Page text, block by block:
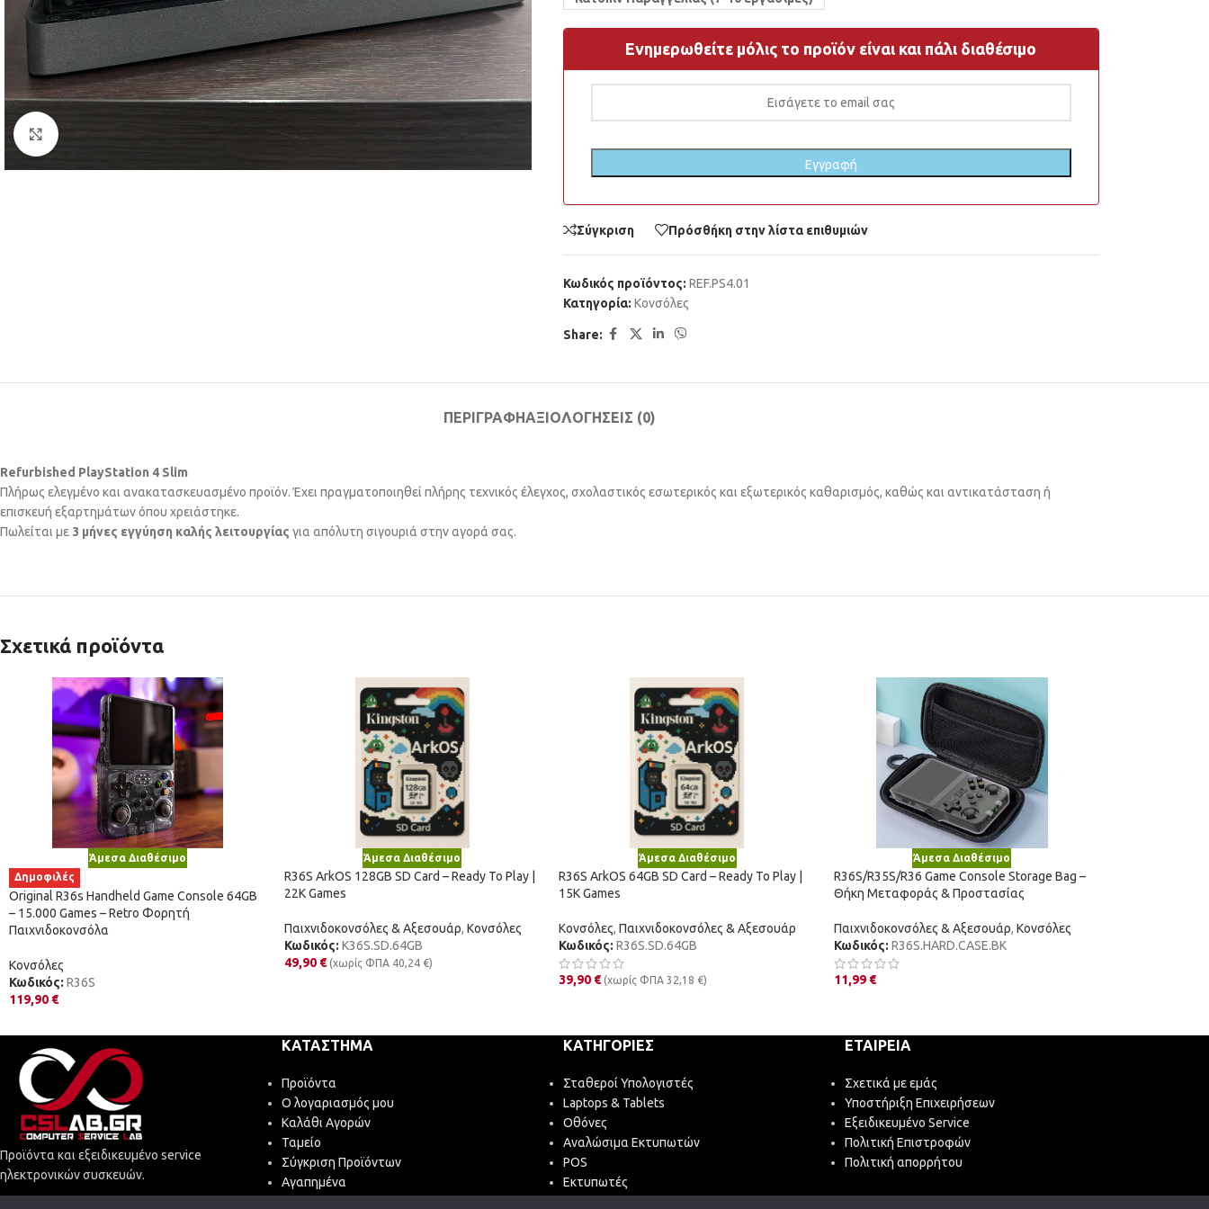
Ενημερωθείτε μόλις το προϊόν είναι και πάλι διαθέσιμο
Σύγκριση Πρόσθήκη στην λίστα επιθυμιών
Κωδικός προϊόντος: REF.PS4.01
Κατηγορία: Κονσόλες
Share:
ΠΕΡΙΓΡΑΦΉΑΞΙΟΛΟΓΉΣΕΙΣ (0)
Refurbished PlayStation 4 Slim
Πλήρως ελεγμένο και ανακατασκευασμένο προϊόν. Έχει πραγματοποιηθεί πλήρης τεχνικός έλεγχος, σχολαστικός εσωτερικός και εξωτερικός καθαρισμός, καθώς και αντικατάσταση ή
επισκευή εξαρτημάτων όπου χρειάστηκε.
Πωλείται με 3 μήνες εγγύηση καλής λειτουργίας για απόλυτη σιγουριά στην αγορά σας.
Σχετικά προϊόντα
Άμεσα Διαθέσιμο
Δημοφιλές
Original R36s Handheld Game Console 64GB
– 15.000 Games – Retro Φορητή
Παιχνιδοκονσόλα
Κονσόλες
Κωδικός: R36S
119,90 €
Άμεσα Διαθέσιμο
R36S ArkOS 128GB SD Card – Ready To Play |
22K Games
Παιχνιδοκονσόλες & Αξεσουάρ, Κονσόλες
Κωδικός: K36S.SD.64GB
49,90 € (χωρίς ΦΠΑ 40,24 €)
Άμεσα Διαθέσιμο
R36S ArkOS 64GB SD Card – Ready To Play |
15K Games
Κονσόλες, Παιχνιδοκονσόλες & Αξεσουάρ
Κωδικός: R36S.SD.64GB
39,90 € (χωρίς ΦΠΑ 32,18 €)
Άμεσα Διαθέσιμο
R36S/R35S/R36 Game Console Storage Bag –
Θήκη Μεταφοράς & Προστασίας
Παιχνιδοκονσόλες & Αξεσουάρ, Κονσόλες
Κωδικός: R36S.HARD.CASE.BK
11,99 €
Προϊόντα και εξειδικευμένο service
ηλεκτρονικών συσκευών.
ΚΑΤΆΣΤΗΜΑ
Προϊόντα
Ο λογαριασμός μου
Καλάθι Αγορών
Ταμείο
Σύγκριση Προϊόντων
Αγαπημένα
ΚΑΤΗΓΟΡΊΕΣ
Σταθεροί Υπολογιστές
Laptops & Tablets
Οθόνες
Αναλώσιμα Εκτυπωτών
POS
Εκτυπωτές
ΕΤΑΙΡΕΊΑ
Σχετικά με εμάς
Υποστήριξη Επιχειρήσεων
Εξειδικευμένο Service
Πολιτική Επιστροφών
Πολιτική απορρήτου